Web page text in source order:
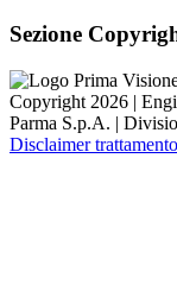
Sezione
Copyright 2026 |
Parma S.p.A. |
Disclaimer